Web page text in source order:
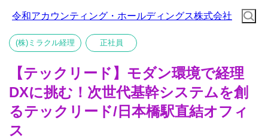
令和アカウンティング・ホールディングス株式会社
(株)ミラクル経理 正社員
【テックリード】モダン環境で経理
DXに挑む！次世代基幹システムを創
るテックリード/日本橋駅直結オフィ
ス